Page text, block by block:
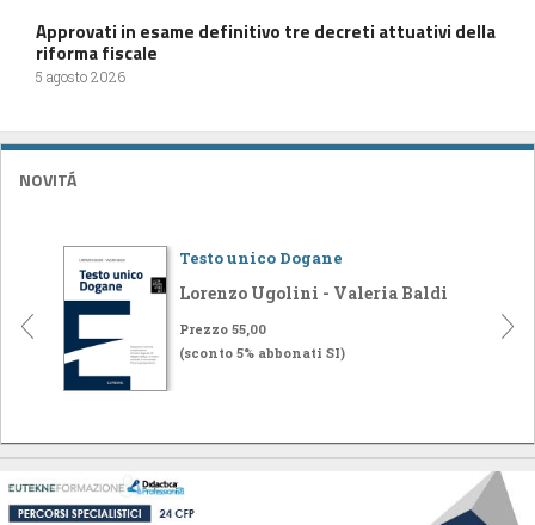
Approvati in esame definitivo tre decreti attuativi della
riforma fiscale
5 agosto 2026
NOVITÁ
Testo unico Dogane
Lorenzo Ugolini - Valeria Baldi
Prezzo 55,00
(sconto 5% abbonati SI)